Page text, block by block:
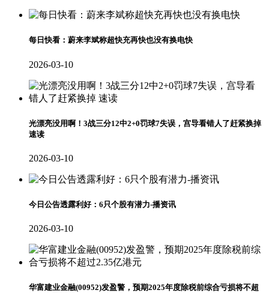
每日快看：蔚来李斌称超快充再快也没有换电快
2026-03-10
光漂亮没用啊！3战三分12中2+0罚球7失误，宫导看错人了赶紧换掉
速读
2026-03-10
今日公告透露利好：6只个股有潜力-播资讯
2026-03-10
华富建业金融(00952)发盈警，预期2025年度除税前综合亏损将不超